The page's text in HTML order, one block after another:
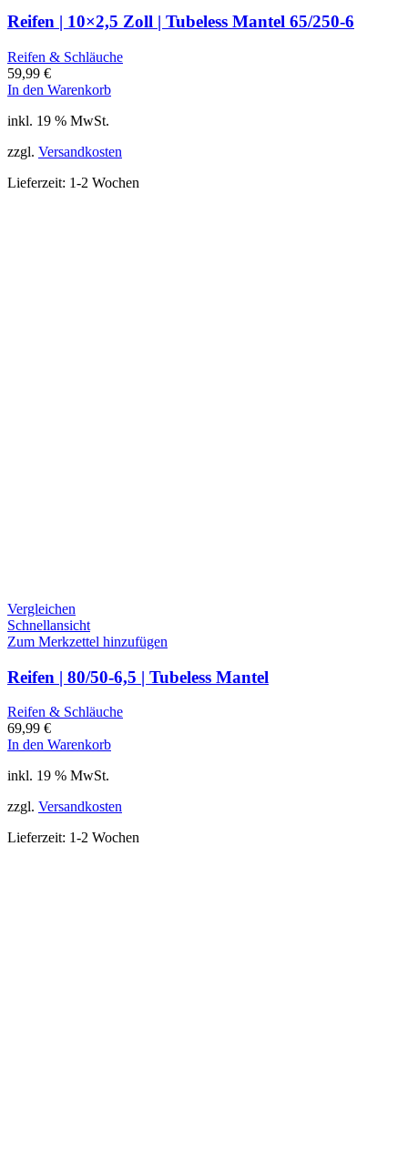
Reifen | 10×2,5 Zoll | Tubeless Mantel 65/250-6
Reifen & Schläuche
59,99 €
In den Warenkorb
inkl. 19 % MwSt.
zzgl. Versandkosten
Lieferzeit: 1-2 Wochen
Vergleichen
Schnellansicht
Zum Merkzettel hinzufügen
Reifen | 80/50-6,5 | Tubeless Mantel
Reifen & Schläuche
69,99 €
In den Warenkorb
inkl. 19 % MwSt.
zzgl. Versandkosten
Lieferzeit: 1-2 Wochen